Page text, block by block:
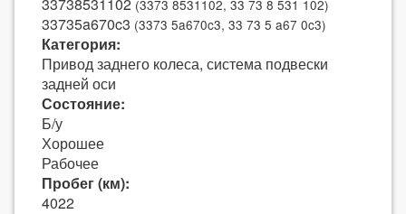
(3373 8531102, 33 73 8 531 102)
33735a670c3 (3373 5a670c3, 33 73 5 a67 0c3)
Категория:
Привод заднего колеса, система подвески
задней оси
Состояние:
Б/у
Хорошее
Рабочее
Пробег (км):
4022